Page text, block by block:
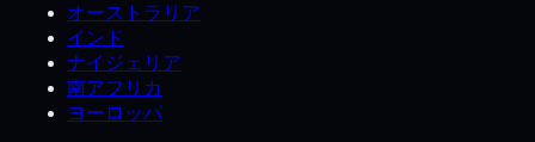
オーストラリア
インド
ナイジェリア
南アフリカ
ヨーロッパ